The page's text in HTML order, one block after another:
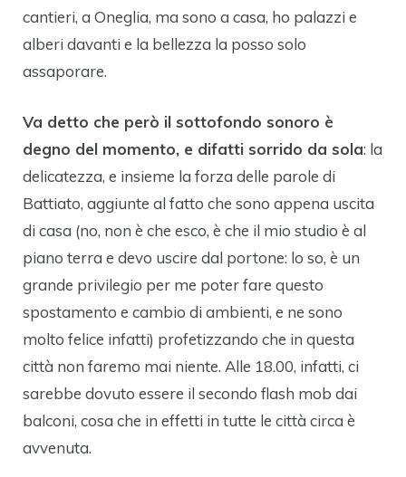
cantieri, a Oneglia, ma sono a casa, ho palazzi e
alberi davanti e la bellezza la posso solo
assaporare.
Va detto che però il sottofondo sonoro è
degno del momento, e difatti sorrido da sola: la
delicatezza, e insieme la forza delle parole di
Battiato, aggiunte al fatto che sono appena uscita
di casa (no, non è che esco, è che il mio studio è al
piano terra e devo uscire dal portone: lo so, è un
grande privilegio per me poter fare questo
spostamento e cambio di ambienti, e ne sono
molto felice infatti) profetizzando che in questa
città non faremo mai niente. Alle 18.00, infatti, ci
sarebbe dovuto essere il secondo flash mob dai
balconi, cosa che in effetti in tutte le città circa è
avvenuta.